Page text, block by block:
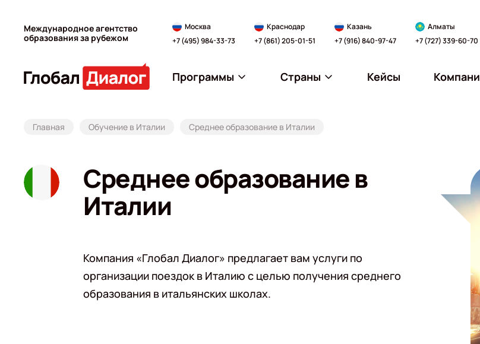
Международное агентство
образования за рубежом
Москва
+7 (495) 984-33-73
Краснодар
+7 (861) 205-01-51
Казань
+7 (916) 840-97-47
Алматы
+7 (727) 339-60-70
Программы Страны Кейсы
Главная Обучение в Италии Среднее образование в Италии
Среднее образование в
Италии
Компания «Глобал Диалог» предлагает вам услуги по
организации поездок в Италию с целью получения среднего
образования в итальянских школах.